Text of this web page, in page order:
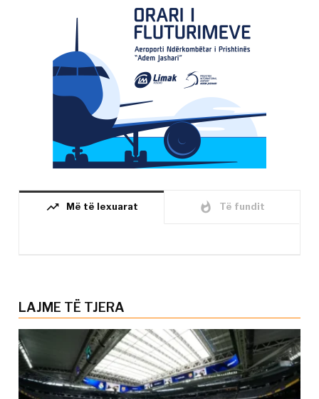
trending_up Më të lexuarat whatshot Të fundit
LAJME TË TJERA